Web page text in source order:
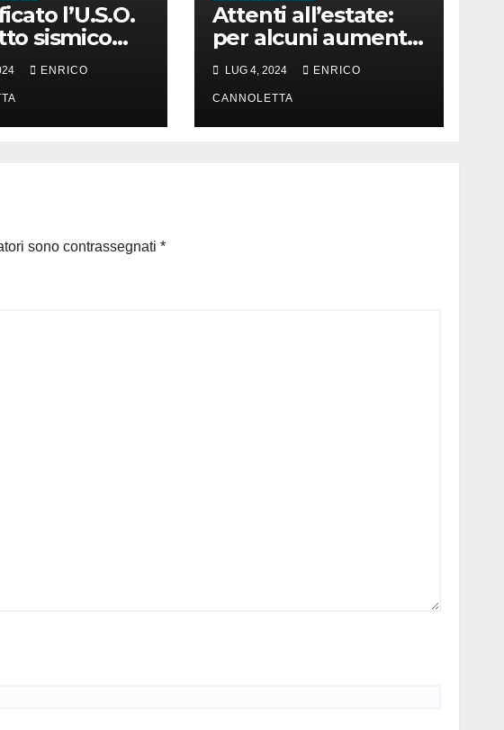
l’U.S.O.
sismico
in
ENRICO
Attenti all’estate:
per alcuni aumenta
la depressione
LUG 4, 2024 ENRICO
CANNOLETTA
sono contrassegnati *